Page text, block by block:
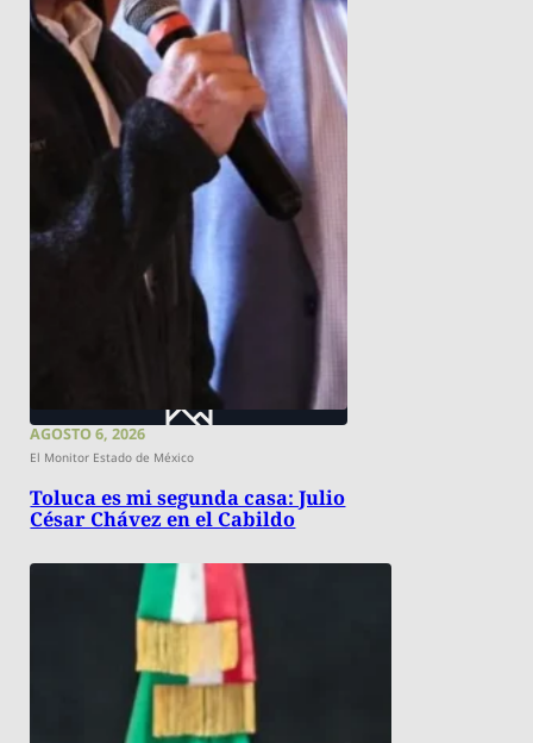
AGOSTO 6, 2026
El Monitor Estado de México
Toluca es mi segunda casa: Julio
César Chávez en el Cabildo